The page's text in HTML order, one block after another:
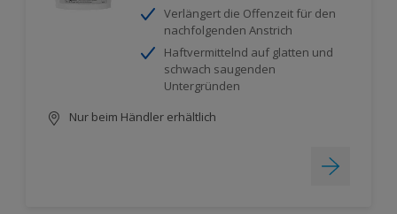
Verlängert die Offenzeit für den
nachfolgenden Anstrich
Haftvermittelnd auf glatten und
schwach saugenden
Untergründen
Nur beim Händler erhältlich